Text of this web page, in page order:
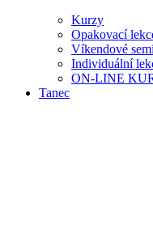
Kurzy
Opakovací
Víkendové
Individuální
ON-LINE
Tanec